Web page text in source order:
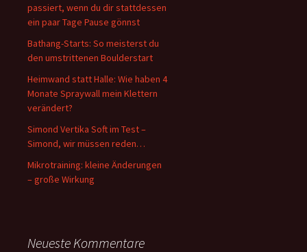
passiert, wenn du dir stattdessen
ein paar Tage Pause gönnst
Bathang-Starts: So meisterst du
den umstrittenen Boulderstart
Heimwand statt Halle: Wie haben 4
Monate Spraywall mein Klettern
verändert?
Simond Vertika Soft im Test –
Simond, wir müssen reden…
Mikrotraining: kleine Änderungen
– große Wirkung
Neueste Kommentare